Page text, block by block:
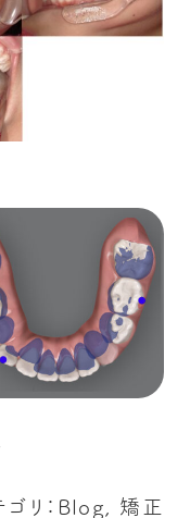
リ： Blog
矯正